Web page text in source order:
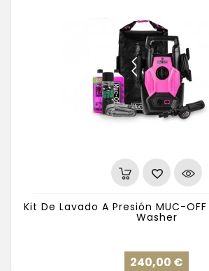
Kit De Lavado A Presión MUC-
Washer
240,00 €